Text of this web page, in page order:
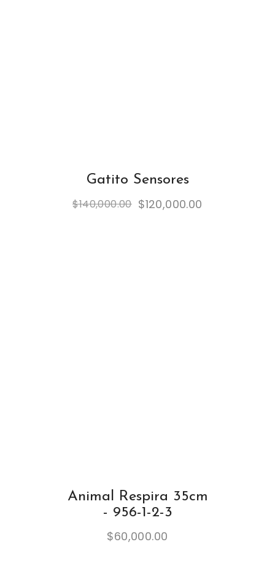
Gatito Sensores
$140,000.00 $120,000.00
Animal Respira 35cm
- 956-1-2-3
$60,000.00